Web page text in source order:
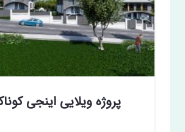
پروژه ویلایی اینجی